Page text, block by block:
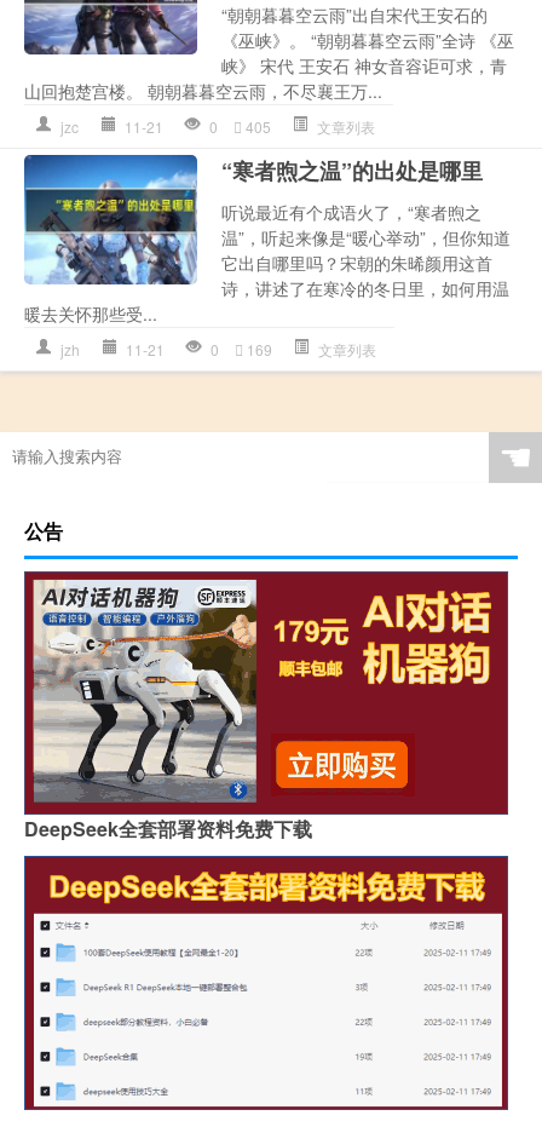
“朝朝暮暮空云雨”出自宋代王安石的
《巫峡》。 “朝朝暮暮空云雨”全诗 《巫
峡》 宋代 王安石 神女音容讵可求，青
山回抱楚宫楼。 朝朝暮暮空云雨，不尽襄王万...
jzc 11-21 0 405 文章列表
“寒者煦之温”的出处是哪里
听说最近有个成语火了，“寒者煦之
温”，听起来像是“暖心举动”，但你知道
它出自哪里吗？宋朝的朱晞颜用这首
诗，讲述了在寒冷的冬日里，如何用温
暖去关怀那些受...
jzh 11-21 0 169 文章列表
☚
公告
DeepSeek全套部署资料免费下载